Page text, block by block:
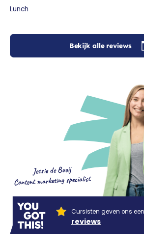
Lunch
Bekijk alle reviews
Jessie de Booij
Content marketing specialist
Cursisten geven ons
reviews